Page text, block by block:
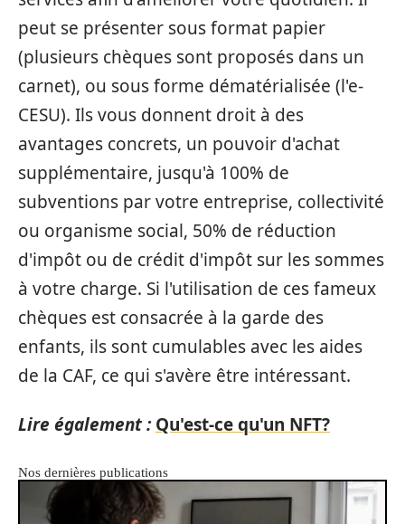
peut se présenter sous format papier
(plusieurs chèques sont proposés dans un
carnet), ou sous forme dématérialisée (l'e-
CESU). Ils vous donnent droit à des
avantages concrets, un pouvoir d'achat
supplémentaire, jusqu'à 100% de
subventions par votre entreprise, collectivité
ou organisme social, 50% de réduction
d'impôt ou de crédit d'impôt sur les sommes
à votre charge. Si l'utilisation de ces fameux
chèques est consacrée à la garde des
enfants, ils sont cumulables avec les aides
de la CAF, ce qui s'avère être intéressant.
Lire également : Qu'est-ce qu'un NFT?
Nos dernières publications